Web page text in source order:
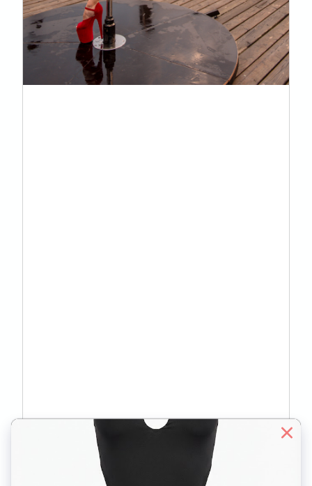
МІКРОНІШІ В POLEWEAR: EXOTIC HEELS, SPORT POLE,